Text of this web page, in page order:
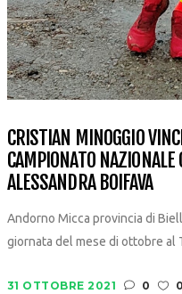
CRISTIAN MINOGGIO
CAMPIONATO
ALESSANDRA BOIFAVA
Andorno Micca provincia di
giornata del mese di ottobre al
31 OTTOBRE 2021 0 0